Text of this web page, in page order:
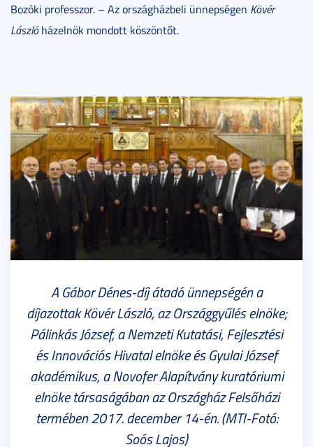
Bozóki professzor. – Az országházbeli ünnepségen Kövér
Lászlóházelnök mondott köszöntőt.
A Gábor Dénes-díj átadó ünnepségén a
díjazottak Kövér László, az Országgyűlés elnöke;
Pálinkás József, a Nemzeti Kutatási, Fejlesztési
és Innovációs Hivatal elnöke és Gyulai József
akadémikus, a Novofer Alapítvány kuratóriumi
elnöke társaságában az Országház Felsőházi
termében 2017. december 14-én. (MTI-Fotó:
Soós Lajos)